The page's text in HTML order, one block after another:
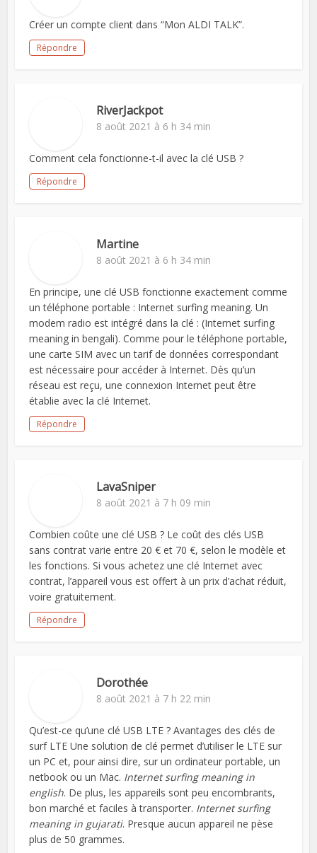
Créer un compte client dans “Mon ALDI TALK”.
Répondre
RiverJackpot
8 août 2021 à 6 h 34 min
Comment cela fonctionne-t-il avec la clé USB ?
Répondre
Martine
8 août 2021 à 6 h 34 min
En principe, une clé USB fonctionne exactement comme
un téléphone portable : Internet surfing meaning. Un
modem radio est intégré dans la clé : (Internet surfing
meaning in bengali). Comme pour le téléphone portable,
une carte SIM avec un tarif de données correspondant
est nécessaire pour accéder à Internet. Dès qu’un
réseau est reçu, une connexion Internet peut être
établie avec la clé Internet.
Répondre
LavaSniper
8 août 2021 à 7 h 09 min
Combien coûte une clé USB ? Le coût des clés USB
sans contrat varie entre 20 € et 70 €, selon le modèle et
les fonctions. Si vous achetez une clé Internet avec
contrat, l’appareil vous est offert à un prix d’achat réduit,
voire gratuitement.
Répondre
Dorothée
8 août 2021 à 7 h 22 min
Qu’est-ce qu’une clé USB LTE ? Avantages des clés de
surf LTE Une solution de clé permet d’utiliser le LTE sur
un PC et, pour ainsi dire, sur un ordinateur portable, un
netbook ou un Mac. Internet surfing meaning in
english. De plus, les appareils sont peu encombrants,
bon marché et faciles à transporter. Internet surfing
meaning in gujarati. Presque aucun appareil ne pèse
plus de 50 grammes.